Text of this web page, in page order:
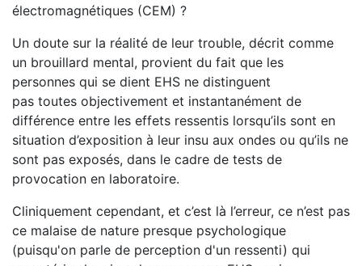
électromagnétiques (CEM) ?
Un doute sur la réalité de leur trouble, décrit comme
un brouillard mental, provient du fait que les
personnes qui se dient EHS ne distinguent
pas toutes objectivement et instantanément de
différence entre les effets ressentis lorsqu’ils sont en
situation d’exposition à leur insu aux ondes ou qu’ils ne
sont pas exposés, dans le cadre de tests de
provocation en laboratoire.
Cliniquement cependant, et c’est là l’erreur, ce n’est pas
ce malaise de nature presque psychologique
(puisqu'on parle de perception d'un ressenti) qui